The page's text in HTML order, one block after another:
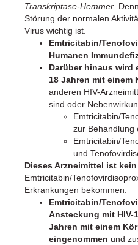
Transkriptase-Hemmer .
Störung der normalen
Virus wichtig ist.
Emtricitabin/
Humanen
Darüber hinaus wird
18 Jahren mit einem
anderen HIV-
sind oder
Emtricitabin/
zur Behandlung
Emtricitabin/
und
Dieses Arzneimittel ist
Emtricitabin/
Erkrankungen bekommen.
Emtricitabin/
Ansteckung mit HIV-
Jahren mit einem
eingenommen und